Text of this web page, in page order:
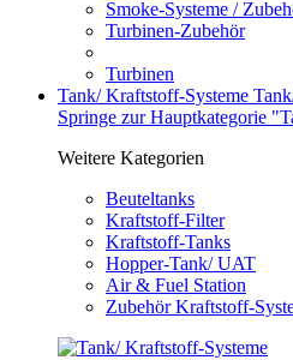
Smoke-Systeme /
Turbinen-Zubehör
Turbinen
Tank/ Kraftstoff-Systeme
Springe zur Hauptkategorie
Weitere Kategorien
Beuteltanks
Kraftstoff-Filter
Kraftstoff-Tanks
Hopper-Tank/ UAT
Air & Fuel Station
Zubehör Kraftstoff-